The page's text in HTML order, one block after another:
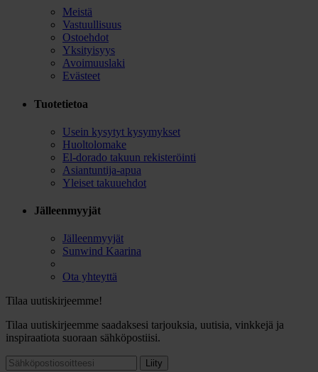
Meistä
Vastuullisuus
Ostoehdot
Yksityisyys
Avoimuuslaki
Evästeet
Tuotetietoa
Usein kysytyt kysymykset
Huoltolomake
El-dorado takuun rekisteröinti
Asiantuntija-apua
Yleiset takuuehdot
Jälleenmyyjät
Jälleenmyyjät
Sunwind Kaarina
Ota yhteyttä
Tilaa uutiskirjeemme!
Tilaa uutiskirjeemme saadaksesi tarjouksia, uutisia, vinkkejä ja
inspiraatiota suoraan sähköpostiisi.
Liity